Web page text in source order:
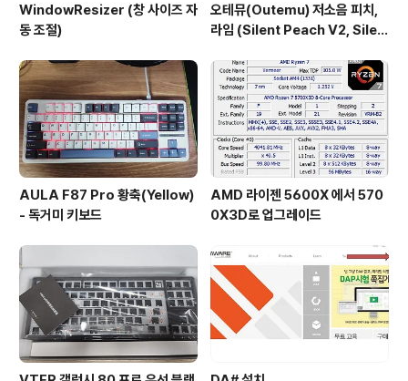
WindowResizer (창 사이즈 자
동 조절)
오테뮤(Outemu) 저소음 피치,
라임 (Silent Peach V2, Silen
T (EPBT) 무각 아이보리 키캡
AULA F87 Pro 황축(Yellow)
- 독거미 키보드
AMD 라이젠 5600X 에서 570
0X3D로 업그레이드